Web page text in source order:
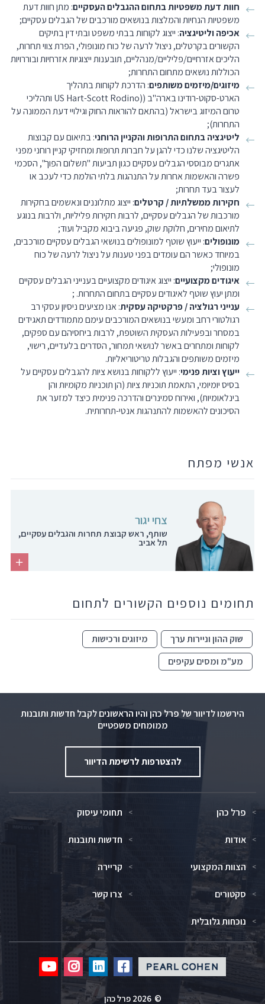
חוות דעת משפטיות בתחום ההגבלים העסקיים: מתן חוות דעת
משפטיות הנחיות והמלצות בנושאים מורכבים של הגבלים עסקיים;
אכיפה וליטיגציה: ייצוג לקוחות בבתי משפט ובתי דין בתיקים
הקשורים בקרטלים, ניצול לרעה של כוח מונופולי, הפרת צווי תחרות,
הליכים אזרחיים/פליליים/מנהליים, תובענות ייצוגיות אזרחיות ובוררויות
הכוללות נושאים מתחום התחרות;
מיזוגים/מיזמים משותפים: הדרכת לקוחות בתהליך
הארט-סקוט-רודינו בארה"ב ((US Hart-Scott Rodino ותהליכי
טרום המיזוג בישראל (בהתאם להוראות החוק וגילויי דעת הממונה על
התחרות);
ליטיגציה בתחום התרופות והקניין הרוחני: בתיאום עם קבוצות
הליטיגציה שלנו כדי להגן על חברות תרופות ומחזיקי קניין רוחני מפני
אתגרים מבוססי הגבלים עסקיים כגון תביעות "תשלום הפוך", הסכמי
פשרה והאשמות אחרות על התנהגות בלתי הולמת כדי לעכב או
לעצור בעד תחרות;
חקירות ממשלתיות / קרטלים: ייצוג מתלוננים ונאשמים בחקירות
מורכבות של הגבלים עסקיים, לרבות חקירות פליליות, ולרבות בנוגע
לתיאום מחירים, חלוקת שוק, פגיעה ביבוא מקביל ועוד;
מונופולים: ייעוץ שוטף למונופולים בנושאי הגבלים עסקיים מורכבים,
במיוחד כאשר הם עומדים בפני טענות על ניצול לרעה של כוח
מונופולי;
איגודים מקצועיים: ייצוג איגודים מקצועיים בענייני הגבלים עסקיים
ומתן יעוץ שוטף לאיגודים עסקיים בתחום התחרות. ;
ענייני רגולציה / פרקטיקה עסקית: אנו מציעים ניסיון עסקי רב
רגולטורי רחב ומעשי בנושאים המורכבים עימם מתמודדים תאגידים
במסחר ובפעילות העסקית השוטפת, לרבות ביחסיהם עם ספקים,
לקוחות ומתחרים באשר לנושאי תמחור, הסדרים בלעדיים, רישוי,
מיזמים משותפים והגבלות טריטוריאליות.
ייעוץ וציות פנימי: ייעוץ ללקוחות בנושא ציות להגבלים עסקיים על
בסיס יומיומי, התאמת תוכניות ציות (הן תוכניות מקומיות והן
בינלאומיות), ואירוח סמינרים והדרכה פנימית כיצד למזער את
הסיכונים להאשמות להתנהגות אנטי-תחרותית.
אנשי מפתח
צחי יגור
שותף, ראש קבוצת תחרות והגבלים עסקיים,
תל אביב
תחומים נוספים הקשורים לתחום
שוק ההון וניירות ערך
מיזוגים ורכישות
מע"מ ומסים עקיפים
Click
redirect
Click
to
redirect
Click
to
redirect
Click
© 2026 פרל כהן
הירשמו לדיוור של פרל כהן והיו הראשונים לקבל חדשות ותובנות
ממומחים משפטיים
להצטרפות לרשימת הדיוור
פרל כהן
אודות
הצוות המקצועי
סקטורים
נוכחות גלובלית
תחומי עיסוק
חדשות ותובנות
קריירה
צרו קשר